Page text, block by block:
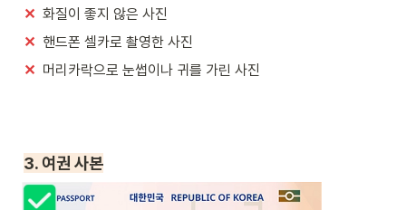
✕ 화질이 좋지 않은 사진
✕ 핸드폰 셀카로 촬영한 사진
✕ 머리카락으로 눈썹이나 귀를 가린 사진
3. 여권 사본